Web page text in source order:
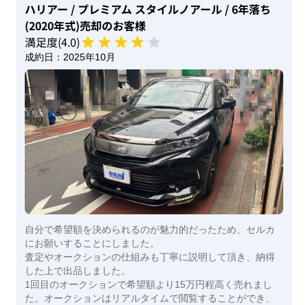
ハリアー / プレミアム スタイルノアール / 6年落ち
(2020年式)売却のお客様
満足度(4.0)
成約日： 2025年10月
自分で希望額を決められるのが魅力的だったため、セルカ
にお願いすることにしました。
査定やオークションの仕組みも丁寧に説明して頂き、納得
した上で出品しました。
1回目のオークションで希望額より15万円程高く売れまし
た。オークションはリアルタイムで閲覧することができ、